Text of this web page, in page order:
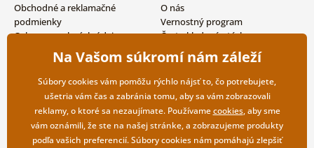
Obchodné a reklamačné
podmienky
Ochrana osobných údajov
Možnosti dopravy a platby
Vrátenie tovaru
O nás
Vernostný program
Často kladené otázky
Magazín
Kontakty
Veľkoobchodná spolupráca
Na Vašom súkromí nám záleží
Súbory cookies vám pomôžu rýchlo nájsť to, čo potrebujete,
ušetria vám čas a zabránia tomu, aby sa vám zobrazovali
reklamy, o ktoré sa nezaujímate. Používamecookies, aby sme
vám oznámili, že ste na našej stránke, a zobrazujeme produkty
podľa vašich preferencií. Súbory cookies nám pomáhajú zlepšiť